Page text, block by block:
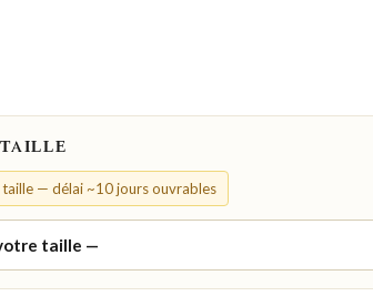
taille — délai ~10 jours ouvrables